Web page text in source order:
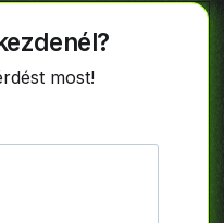
most!